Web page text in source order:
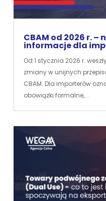
CBAM od 2026 r. –
informacje dla
Od 1 stycznia 2026 r.
zmiany w unijnych
CBAM. Dla importerów
obowiązki formalne,...